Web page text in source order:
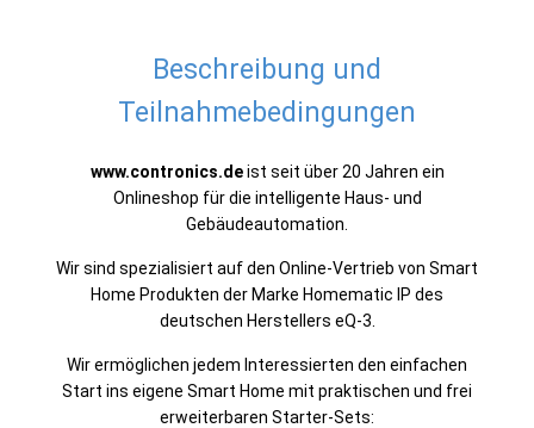
Beschreibung und
Teilnahmebedingungen
www.contronics.deist seit über 20 Jahren ein
Onlineshop für die intelligente Haus- und
Gebäudeautomation.
Wir sind spezialisiert auf den Online-Vertrieb von Smart
Home Produkten der Marke Homematic IP des
deutschen Herstellers eQ-3.
Wir ermöglichen jedem Interessierten den einfachen
Start ins eigene Smart Home mit praktischen und frei
erweiterbaren Starter-Sets: